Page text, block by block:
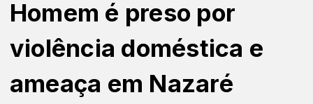
Homem é preso por
violência doméstica e
ameaça em Nazaré